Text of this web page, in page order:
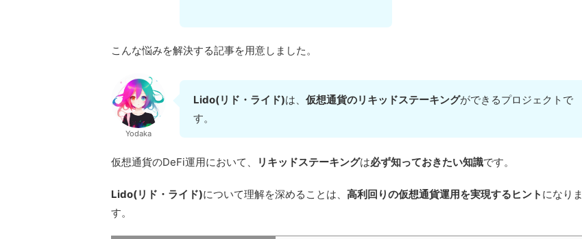
こんな悩みを解決する記事を用意しました。
Yodaka
Lido(リド・ライド)は、 仮想通貨のリキッドステーキングができるプロジェクトで
す。
仮想通貨のDeFi運用において、 リキッドステーキングは必ず知っておきたい知識です。
Lido(リド・ライド)について理解を深めることは、 高利回りの仮想通貨運用を実現するヒント になりま
す。